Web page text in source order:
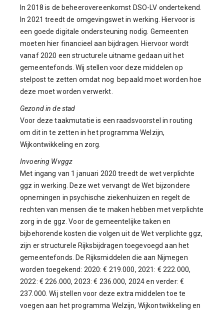
In 2018 is de beheerovereenkomst DSO-LV ondertekend.
In 2021 treedt de omgevingswet in werking. Hiervoor is
een goede digitale ondersteuning nodig. Gemeenten
moeten hier financieel aan bijdragen. Hiervoor wordt
vanaf 2020 een structurele uitname gedaan uit het
gemeentefonds. Wij stellen voor deze middelen op
stelpost te zetten omdat nog bepaald moet worden hoe
deze moet worden verwerkt.
Gezond in de stad
Voor deze taakmutatie is een raadsvoorstel in routing
om dit in te zetten in het programma Welzijn,
Wijkontwikkeling en zorg.
Invoering Wvggz
Met ingang van 1 januari 2020 treedt de wet verplichte
ggz in werking. Deze wet vervangt de Wet bijzondere
opnemingen in psychische ziekenhuizen en regelt de
rechten van mensen die te maken hebben met verplichte
zorg in de ggz. Voor de gemeentelijke taken en
bijbehorende kosten die volgen uit de Wet verplichte ggz,
zijn er structurele Rijksbijdragen toegevoegd aan het
gemeentefonds. De Rijksmiddelen die aan Nijmegen
worden toegekend: 2020: € 219.000, 2021: € 222.000,
2022: € 226.000, 2023: € 236.000, 2024 en verder: €
237.000. Wij stellen voor deze extra middelen toe te
voegen aan het programma Welzijn, Wijkontwikkeling en